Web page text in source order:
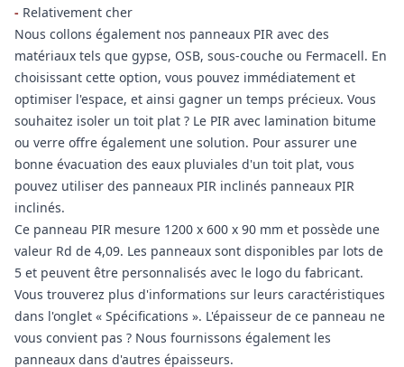
- Relativement cher
Nous collons également nos panneaux PIR avec des
matériaux tels que gypse, OSB, sous-couche ou Fermacell. En
choisissant cette option, vous pouvez immédiatement et
optimiser l'espace, et ainsi gagner un temps précieux. Vous
souhaitez isoler un toit plat ? Le PIR avec lamination bitume
ou verre offre également une solution. Pour assurer une
bonne évacuation des eaux pluviales d'un toit plat, vous
pouvez utiliser des panneaux PIR inclinés panneaux PIR
inclinés.
Ce panneau PIR mesure 1200 x 600 x 90 mm et possède une
valeur Rd de 4,09. Les panneaux sont disponibles par lots de
5 et peuvent être personnalisés avec le logo du fabricant.
Vous trouverez plus d'informations sur leurs caractéristiques
dans l'onglet « Spécifications ». L'épaisseur de ce panneau ne
vous convient pas ? Nous fournissons également les
panneaux dans d'autres épaisseurs.